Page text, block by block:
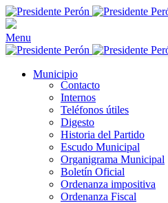
Menu
Municipio
Contacto
Internos
Teléfonos útiles
Digesto
Historia del Partido
Escudo Municipal
Organigrama Municipal
Boletín Oficial
Ordenanza impositiva
Ordenanza Fiscal